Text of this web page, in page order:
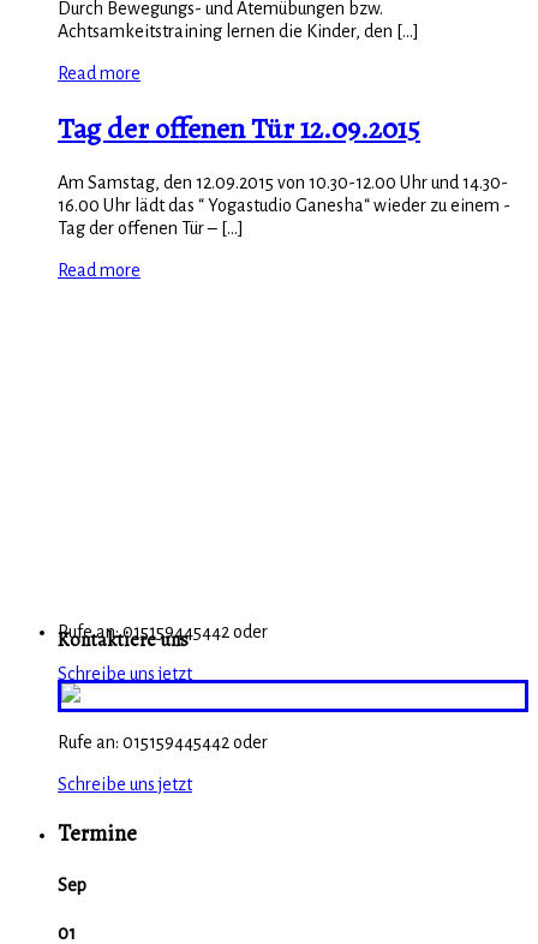
Durch Bewegungs- und Atemübungen bzw.
Achtsamkeitstraining lernen die Kinder, den [...]
Read more
Tag der offenen Tür 12.09.2015
Am Samstag, den 12.09.2015 von 10.30-12.00 Uhr und 14.30-
16.00 Uhr lädt das “ Yogastudio Ganesha“ wieder zu einem -
Tag der offenen Tür – [...]
Read more
Rufe an: 015159445442 oder
Schreibe uns jetzt
Kontaktiere uns
Rufe an: 015159445442 oder
Schreibe uns jetzt
Termine
Sep
01